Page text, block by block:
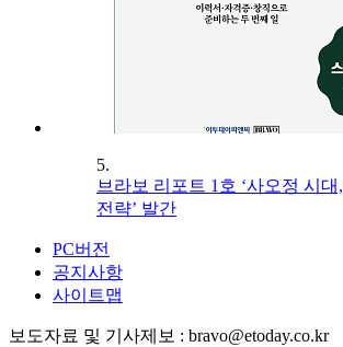
5.
브라보 리포트 1호 ‘사오정 시대
전략’ 발간
PC버전
공지사항
사이트맵
보도자료 및 기사제보 : bravo@etoday.co.kr